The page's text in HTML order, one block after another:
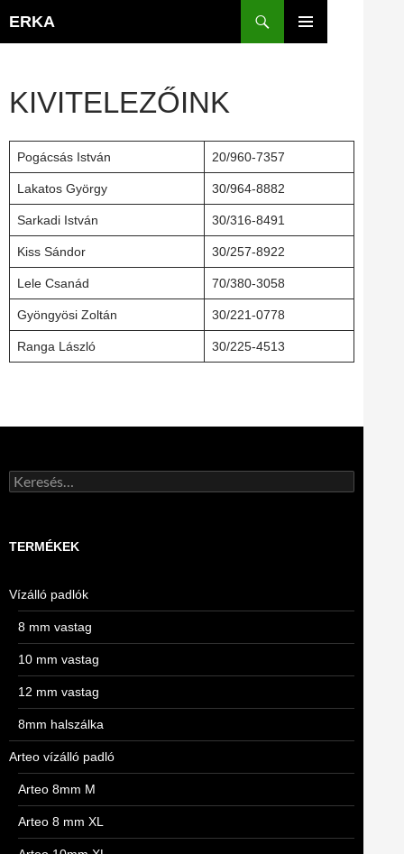
ERKA
KIVITELEZŐINK
Pogácsás István 20/960-7357
Lakatos György 30/964-8882
Sarkadi István 30/316-8491
Kiss Sándor 30/257-8922
Lele Csanád 70/380-3058
Gyöngyösi Zoltán 30/221-0778
Ranga László 30/225-4513
Keresés:
TERMÉKEK
Vízálló padlók
8 mm vastag
10 mm vastag
12 mm vastag
8mm halszálka
Arteo vízálló padló
Arteo 8mm M
Arteo 8 mm XL